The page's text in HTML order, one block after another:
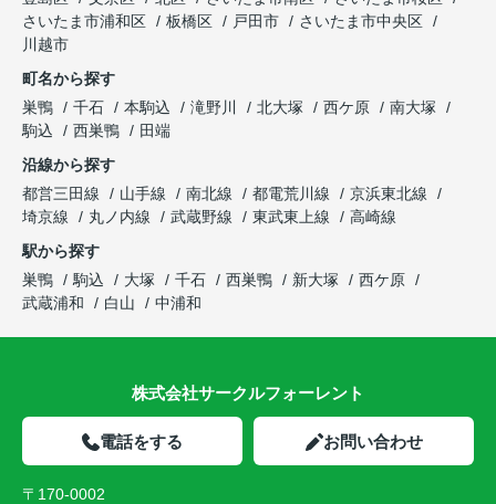
さいたま市浦和区
板橋区 戸田市
さいたま市中央区
川越市
町名から探す
巣鴨
千石 本駒込 滝野川 北大塚 西ケ原
南大塚
駒込
西巣鴨
田端
沿線から探す
都営三田線
山手線 南北線 都電荒川線
京浜東北線
埼京線
丸ノ内線 武蔵野線 東武東上線
高崎線
駅から探す
巣鴨
駒込 大塚 千石 西巣鴨 新大塚
西ケ原
武蔵浦和
白山 中浦和
株式会社サークルフォーレント
電話をする お問い合わせ
〒170-0002